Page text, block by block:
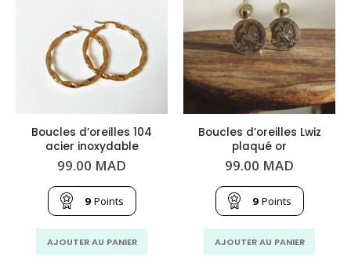
Boucles d’oreilles 104
acier inoxydable
99.00 MAD
9 Points
AJOUTER AU PANIER
Boucles d’oreilles Lwiz
plaqué or
99.00 MAD
9 Points
AJOUTER AU PANIER